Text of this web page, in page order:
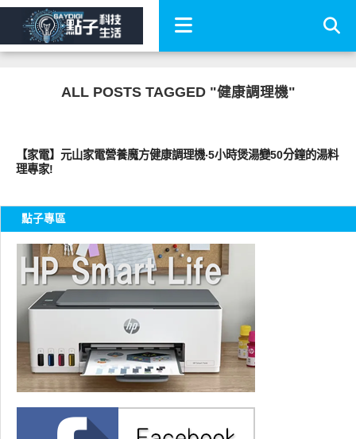
ALL POSTS TAGGED "健康調理機"
【家電】元山家電營養魔方健康調理機‧5小時煲湯變50分鐘的湯料
理專家!
點子專區